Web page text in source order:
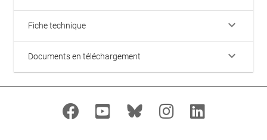
Fiche technique keyboard_arrow_down
Documents en téléchargement keyboard_arrow_down